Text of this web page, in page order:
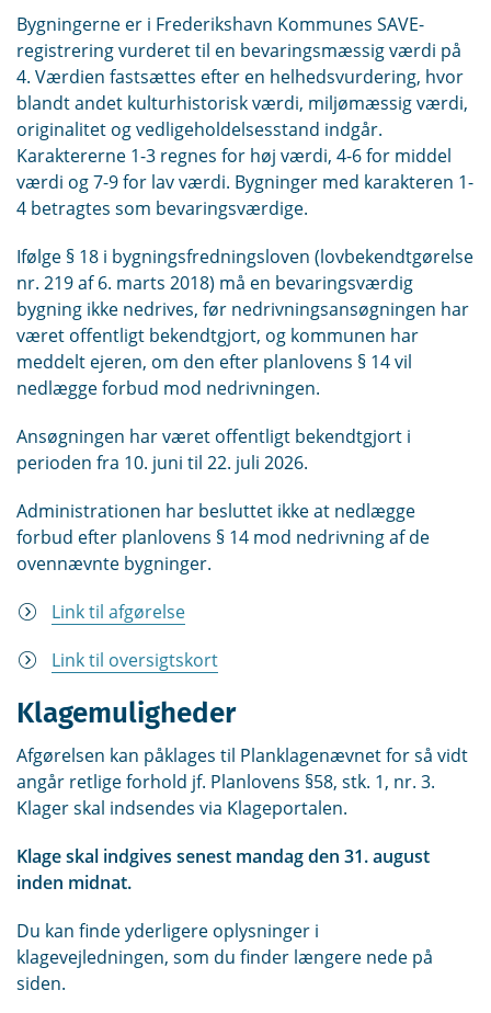
Bygningerne er i Frederikshavn Kommunes SAVE-
registrering vurderet til en bevaringsmæssig værdi på
4. Værdien fastsættes efter en helhedsvurdering, hvor
blandt andet kulturhistorisk værdi, miljømæssig værdi,
originalitet og vedligeholdelsesstand indgår.
Karaktererne 1-3 regnes for høj værdi, 4-6 for middel
værdi og 7-9 for lav værdi. Bygninger med karakteren 1-
4 betragtes som bevaringsværdige.
Ifølge § 18 i bygningsfredningsloven (lovbekendtgørelse
nr. 219 af 6. marts 2018) må en bevaringsværdig
bygning ikke nedrives, før nedrivningsansøgningen har
været offentligt bekendtgjort, og kommunen har
meddelt ejeren, om den efter planlovens § 14 vil
nedlægge forbud mod nedrivningen.
Ansøgningen har været offentligt bekendtgjort i
perioden fra 10. juni til 22. juli 2026.
Administrationen har besluttet ikke at nedlægge
forbud efter planlovens § 14 mod nedrivning af de
ovennævnte bygninger.
Link til afgørelse
Link til oversigtskort
Klagemuligheder
Afgørelsen kan påklages til Planklagenævnet for så vidt
angår retlige forhold jf. Planlovens §58, stk. 1, nr. 3.
Klager skal indsendes via Klageportalen.
Klage skal indgives senest mandag den 31. august
inden midnat.
Du kan finde yderligere oplysninger i
klagevejledningen, som du finder længere nede på
siden.